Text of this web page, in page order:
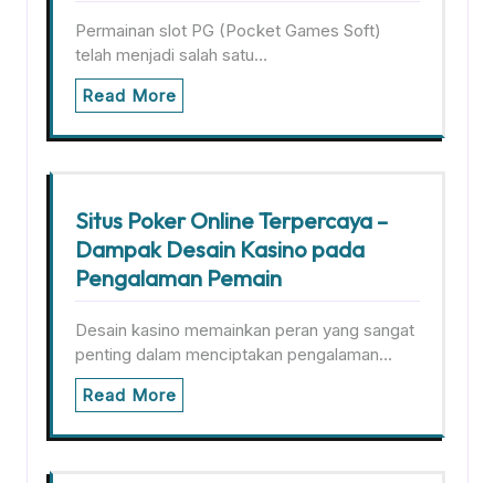
Permainan slot PG (Pocket Games Soft)
telah menjadi salah satu…
Read More
Situs Poker Online Terpercaya –
Dampak Desain Kasino pada
Pengalaman Pemain
Desain kasino memainkan peran yang sangat
penting dalam menciptakan pengalaman…
Read More